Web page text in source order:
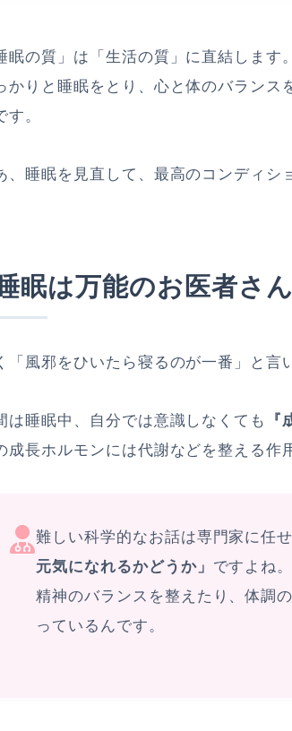
眠の質」は「生活の質」に直結します。
かりと睡眠をとり、心と体のバランス
す。
、睡眠を見直して、最高のコンディシ
眠は万能のお医者さん
「風邪をひいたら寝るのが一番」と言
は睡眠中、自分では意識しなくても 『
成長ホルモンには代謝などを整える作
難しい科学的なお話は専門家に任
元気になれるかどうか」 ですよね。
精神のバランスを整えたり、体調
っているんです。